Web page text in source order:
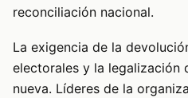
reconciliación nacional.
La exigencia de la
electorales y la legalización
nueva. Líderes de la